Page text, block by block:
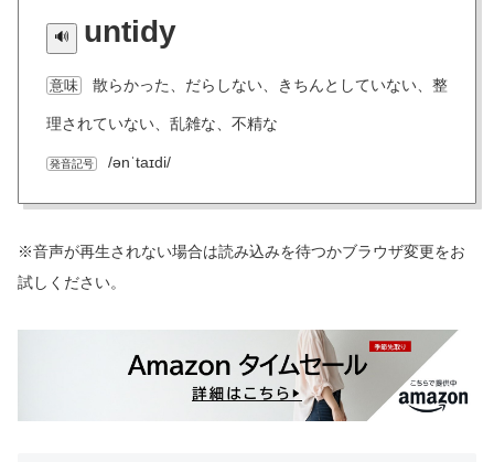
untidy
意味 散らかった、だらしない、きちんとしていない、整
理されていない、乱雑な、不精な
発音記号 /ənˈtaɪdi/
※音声が再生されない場合は読み込みを待つかブラウザ変更をお
試しください。